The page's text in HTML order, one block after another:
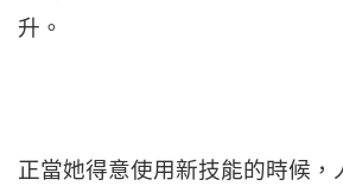
升。
正當她得意使用新技能的時候，